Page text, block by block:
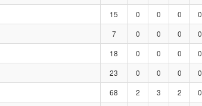
15 0 0 0 0
7 0 0 0 0
18 0 0 0 0
23 0 0 0 0
68 2 3 2 0